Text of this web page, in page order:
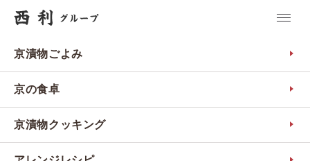
京漬物ごよみ
京の食卓
京漬物クッキング